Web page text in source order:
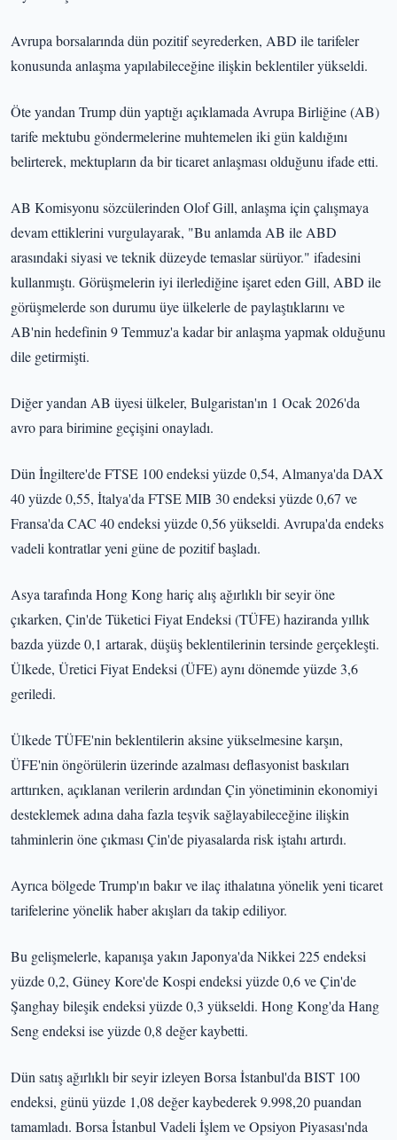
Avrupa borsalarında dün pozitif seyrederken, ABD ile tarifeler
konusunda anlaşma yapılabileceğine ilişkin beklentiler yükseldi.
Öte yandan Trump dün yaptığı açıklamada Avrupa Birliğine (AB)
tarife mektubu göndermelerine muhtemelen iki gün kaldığını
belirterek, mektupların da bir ticaret anlaşması olduğunu ifade etti.
AB Komisyonu sözcülerinden Olof Gill, anlaşma için çalışmaya
devam ettiklerini vurgulayarak, "Bu anlamda AB ile ABD
arasındaki siyasi ve teknik düzeyde temaslar sürüyor." ifadesini
kullanmıştı. Görüşmelerin iyi ilerlediğine işaret eden Gill, ABD ile
görüşmelerde son durumu üye ülkelerle de paylaştıklarını ve
AB'nin hedefinin 9 Temmuz'a kadar bir anlaşma yapmak olduğunu
dile getirmişti.
Diğer yandan AB üyesi ülkeler, Bulgaristan'ın 1 Ocak 2026'da
avro para birimine geçişini onayladı.
Dün İngiltere'de FTSE 100 endeksi yüzde 0,54, Almanya'da DAX
40 yüzde 0,55, İtalya'da FTSE MIB 30 endeksi yüzde 0,67 ve
Fransa'da CAC 40 endeksi yüzde 0,56 yükseldi. Avrupa'da endeks
vadeli kontratlar yeni güne de pozitif başladı.
Asya tarafında Hong Kong hariç alış ağırlıklı bir seyir öne
çıkarken, Çin'de Tüketici Fiyat Endeksi (TÜFE) haziranda yıllık
bazda yüzde 0,1 artarak, düşüş beklentilerinin tersinde gerçekleşti.
Ülkede, Üretici Fiyat Endeksi (ÜFE) aynı dönemde yüzde 3,6
geriledi.
Ülkede TÜFE'nin beklentilerin aksine yükselmesine karşın,
ÜFE'nin öngörülerin üzerinde azalması deflasyonist baskıları
arttırıken, açıklanan verilerin ardından Çin yönetiminin ekonomiyi
desteklemek adına daha fazla teşvik sağlayabileceğine ilişkin
tahminlerin öne çıkması Çin'de piyasalarda risk iştahı artırdı.
Ayrıca bölgede Trump'ın bakır ve ilaç ithalatına yönelik yeni ticaret
tarifelerine yönelik haber akışları da takip ediliyor.
Bu gelişmelerle, kapanışa yakın Japonya'da Nikkei 225 endeksi
yüzde 0,2, Güney Kore'de Kospi endeksi yüzde 0,6 ve Çin'de
Şanghay bileşik endeksi yüzde 0,3 yükseldi. Hong Kong'da Hang
Seng endeksi ise yüzde 0,8 değer kaybetti.
Dün satış ağırlıklı bir seyir izleyen Borsa İstanbul'da BIST 100
endeksi, günü yüzde 1,08 değer kaybederek 9.998,20 puandan
tamamladı. Borsa İstanbul Vadeli İşlem ve Opsiyon Piyasası'nda